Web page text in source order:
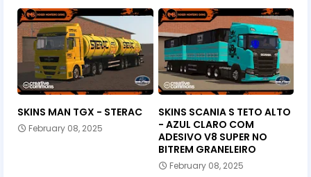
SKINS MAN TGX - STERAC
February 08, 2025
SKINS SCANIA S TETO ALTO
- AZUL CLARO COM
ADESIVO V8 SUPER NO
BITREM GRANELEIRO
February 08, 2025